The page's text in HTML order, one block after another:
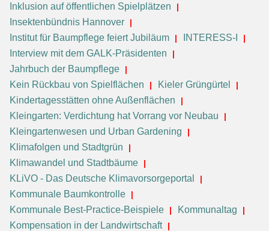
Inklusion auf öffentlichen Spielplätzen
Insektenbündnis Hannover
Institut für Baumpflege feiert Jubiläum
INTERESS-I
Interview mit dem GALK-Präsidenten
Jahrbuch der Baumpflege
Kein Rückbau von Spielflächen
Kieler Grüngürtel
Kindertagesstätten ohne Außenflächen
Kleingarten: Verdichtung hat Vorrang vor Neubau
Kleingartenwesen und Urban Gardening
Klimafolgen und Stadtgrün
Klimawandel und Stadtbäume
KLiVO - Das Deutsche Klimavorsorgeportal
Kommunale Baumkontrolle
Kommunale Best-Practice-Beispiele
Kommunaltag
Kompensation in der Landwirtschaft